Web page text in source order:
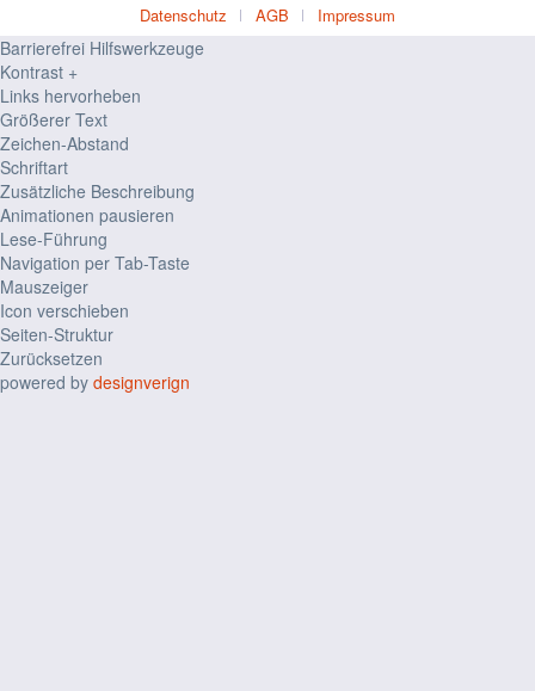
Datenschutz
AGB Impressum
Barrierefrei Hilfswerkzeuge
Kontrast +
Links hervorheben
Größerer Text
Zeichen-Abstand
Schriftart
Zusätzliche Beschreibung
Animationen pausieren
Lese-Führung
Navigation per Tab-Taste
Mauszeiger
Icon verschieben
Seiten-Struktur
Zurücksetzen
powered by designverign